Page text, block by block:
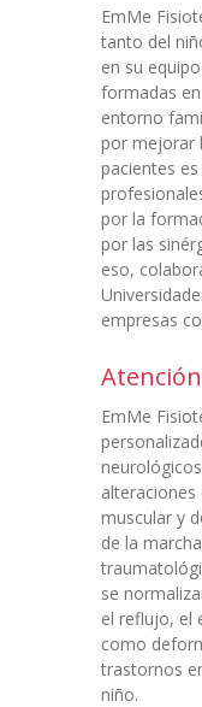
Contacto
EmMe
tanto del
en su
formadas
entorno
por mejorar
pacientes
por la
por las
eso,
empresas
EmMe
muscular y
de la
se
el reflujo, el
como
trastornos
niño.